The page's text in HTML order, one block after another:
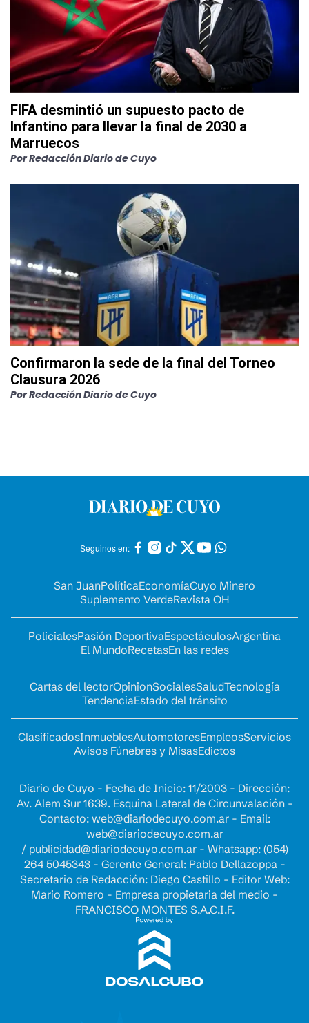
FIFA desmintió un supuesto pacto de
Infantino para llevar la final de 2030 a
Marruecos
PorRedacción Diario de Cuyo
Confirmaron la sede de la final del Torneo
Clausura 2026
PorRedacción Diario de Cuyo
Seguinos en:
San JuanPolíticaEconomíaCuyo Minero
Suplemento VerdeRevista OH
PolicialesPasión DeportivaEspectáculosArgentina
El MundoRecetasEn las redes
Cartas del lectorOpinionSocialesSaludTecnología
TendenciaEstado del tránsito
ClasificadosInmueblesAutomotoresEmpleosServicios
Avisos Fúnebres y MisasEdictos
Diario de Cuyo - Fecha de Inicio: 11/2003 - Dirección:
Av. Alem Sur 1639. Esquina Lateral de Circunvalación -
Contacto: web@diariodecuyo.com.ar- Email:
web@diariodecuyo.com.ar
/ publicidad@diariodecuyo.com.ar- Whatsapp: (054)
264 5045343 - Gerente General: Pablo Dellazoppa -
Secretario de Redacción: Diego Castillo - Editor Web:
Mario Romero - Empresa propietaria del medio -
FRANCISCO MONTES S.A.C.I.F.